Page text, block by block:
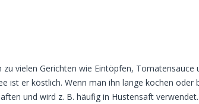
vielen Gerichten wie Eintöpfen, Tomatensauce
ist er köstlich. Wenn man ihn lange kochen oder
und wird z. B. häufig in Hustensaft